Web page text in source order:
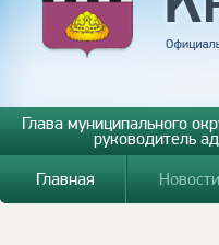
Глава муниципального
руководитель
Главная
Новости